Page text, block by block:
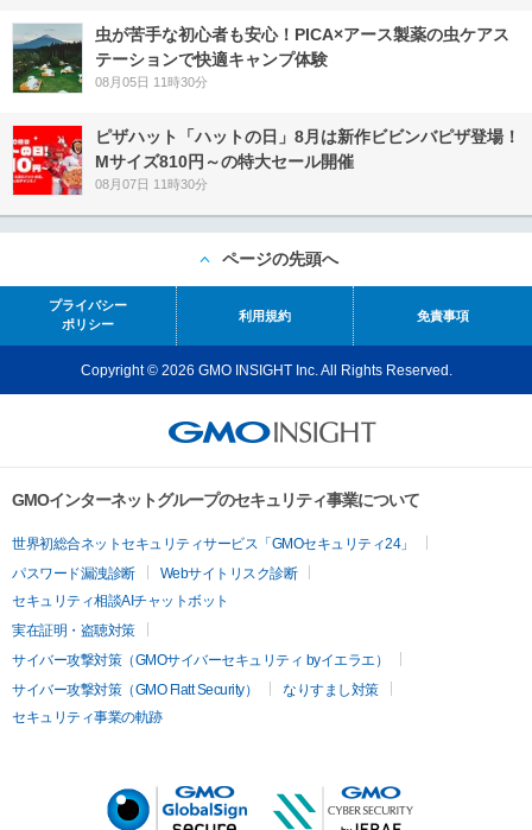
虫が苦手な初心者も安心！PICA×アース製薬の虫ケアス
テーションで快適キャンプ体験
08月05日 11時30分
ピザハット「ハットの日」8月は新作ビビンバピザ登場！
Mサイズ810円～の特大セール開催
08月07日 11時30分
ページの先頭へ
プライバシー
ポリシー
利用規約 免責事項
Copyright © 2026 GMO INSIGHT Inc. All Rights Reserved.
GMOインターネットグループのセキュリティ事業について
世界初総合ネットセキュリティサービス「GMOセキュリティ24」
パスワード漏洩診断
Webサイトリスク診断
セキュリティ相談AIチャットボット
実在証明・盗聴対策
サイバー攻撃対策（GMOサイバーセキュリティ byイエラエ）
サイバー攻撃対策（GMO Flatt Security）
なりすまし対策
セキュリティ事業の軌跡